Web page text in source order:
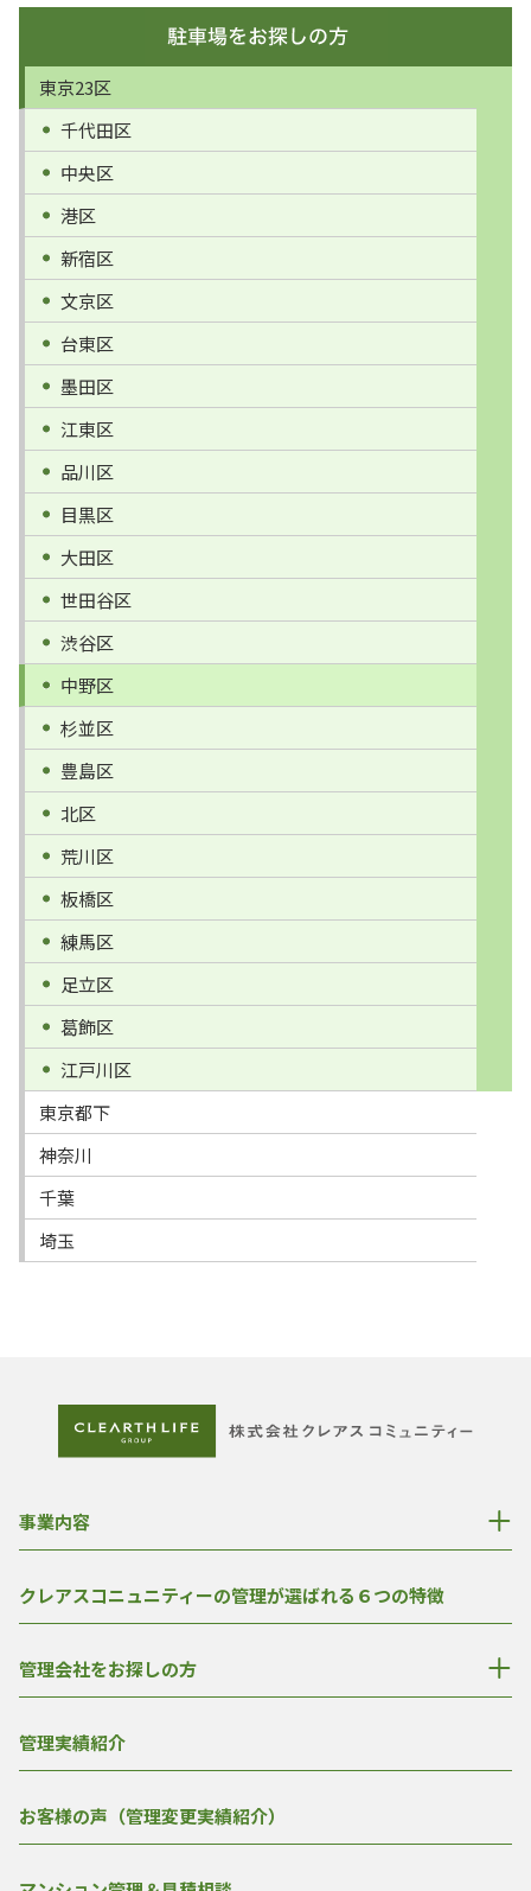
東京23区
千代田区
中央区
港区
新宿区
文京区
台東区
墨田区
江東区
品川区
目黒区
大田区
世田谷区
渋谷区
中野区
杉並区
豊島区
北区
荒川区
板橋区
練馬区
足立区
葛飾区
江戸川区
東京都下
神奈川
千葉
埼玉
事業内容
クレアスコニュニティーの管理が選ばれる６つの特徴
管理会社をお探しの方
管理実績紹介
お客様の声（管理変更実績紹介）